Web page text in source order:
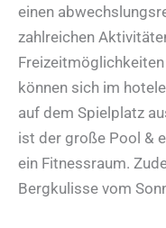
einen
zahlreichen
können sich im
auf dem Spielplatz
ist der große Pool &
ein Fitnessraum.
Bergkulisse vom